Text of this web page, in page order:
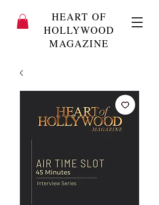
HEART OF
HOLLYWOOD
MAGAZINE